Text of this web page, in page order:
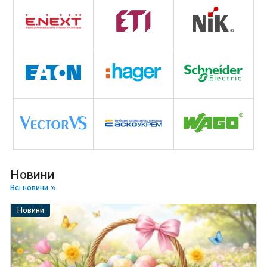
Автоматичні вимикачі, УЗО
Електрощити
Світлодіодні лампиі світильники;
Інструмент,інвертори,зарядні станціїта багато
Ми працюємо напряму з брендами
Nik, Videx, Lapp Kabel, Hager, ETI, WAGO, Osram, Delux, Devi,
Enext. Це гарантує якість, наявність на складі та оптимальні
ціни без посередників.
Модульні автоматичні вимикачі,
Новини
Всі новини
Новини